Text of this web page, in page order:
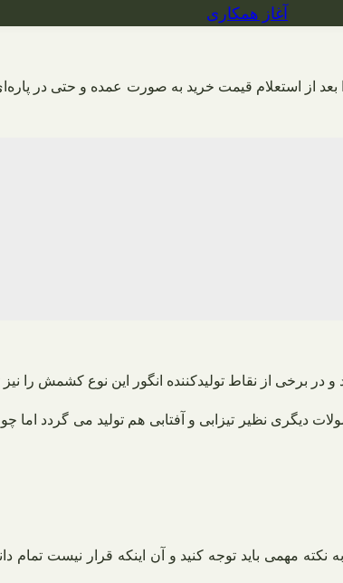
آغاز همکاری
بعد از استعلام قیمت خرید به صورت عمده و حتی در
از نقاط تولیدکننده انگور این نوع کشمش را نیز
دیگری نظیر تیزابی و آفتابی هم تولید می گردد
نکته مهمی باید توجه کنید و آن اینکه قرار نیست